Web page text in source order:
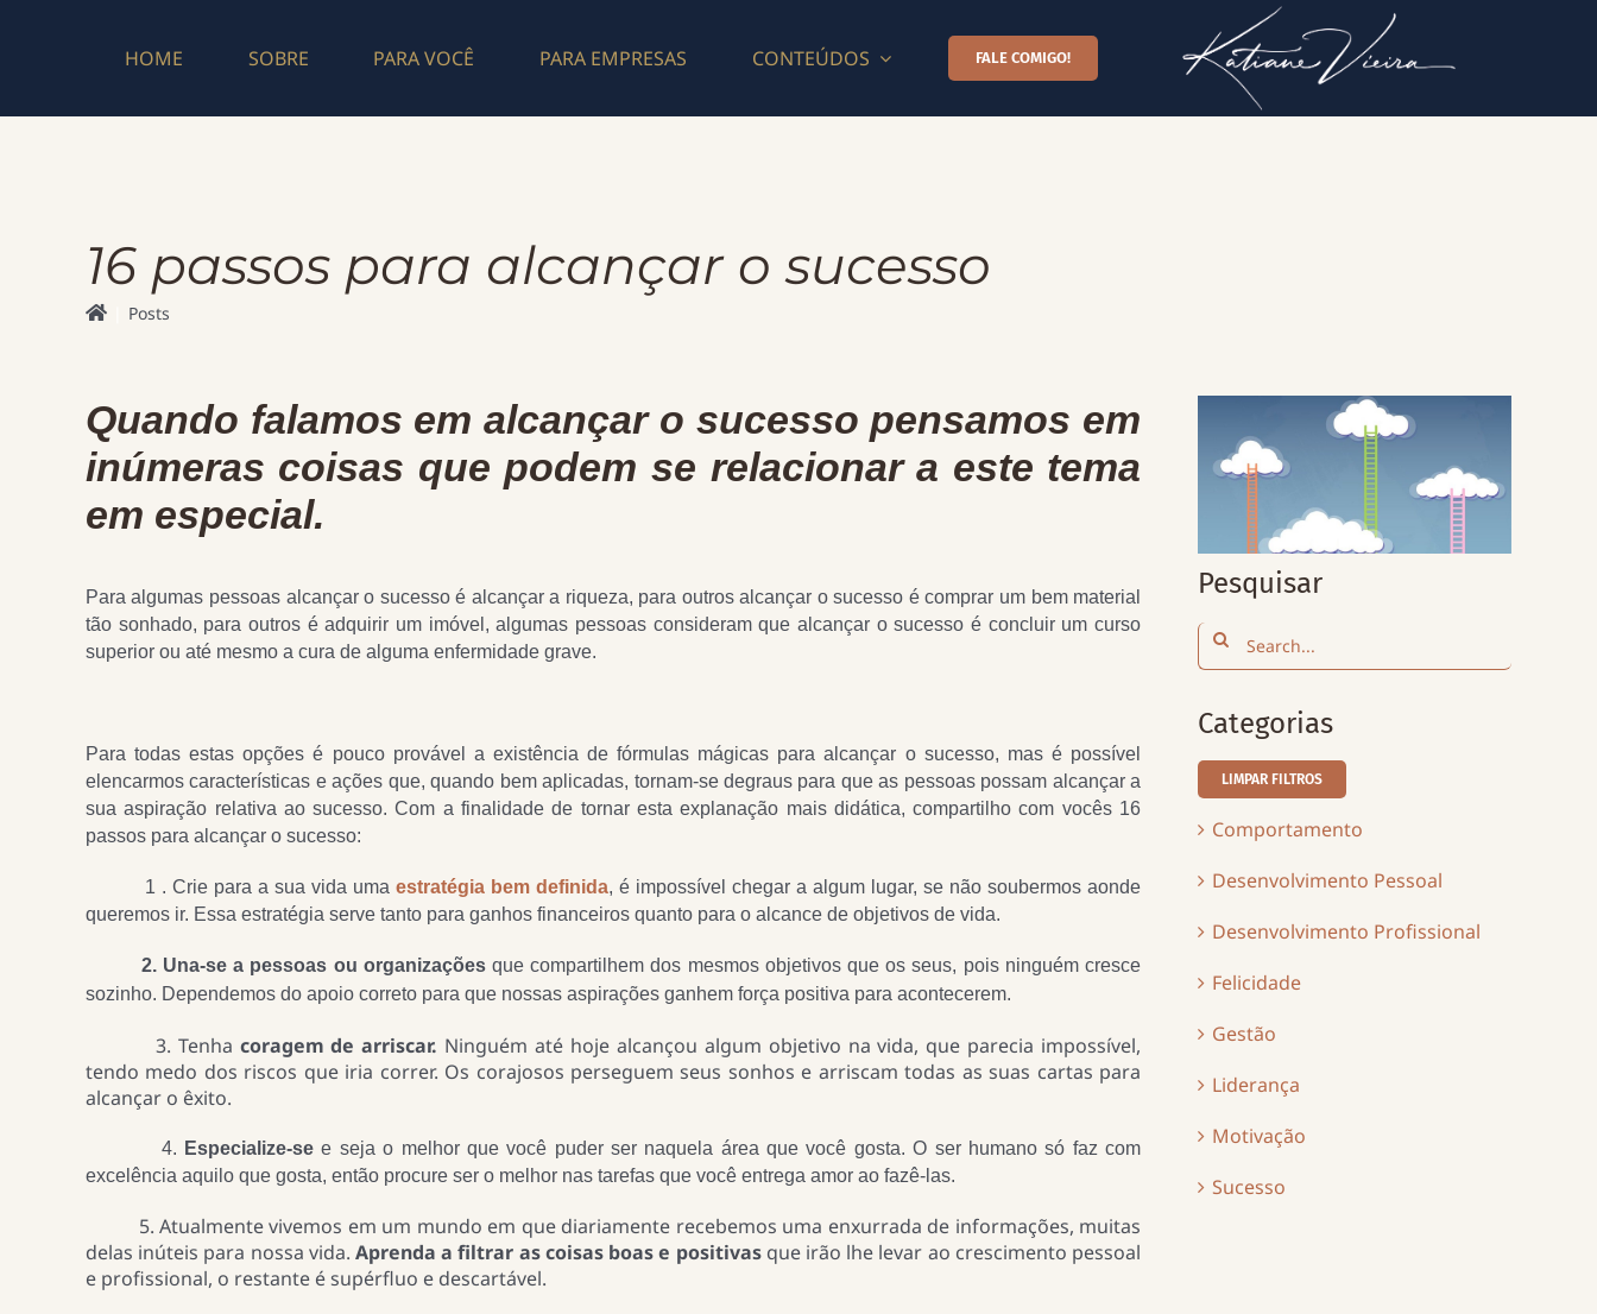
HOME SOBRE PARA VOCÊ PARA EMPRESAS CONTEÚDOS FALE COMIGO!
16 passos para alcançar o sucesso
Posts
Quando falamos em alcançar o sucesso pensamos em
inúmeras coisas que podem se relacionar a este tema
em especial.
Para algumas pessoas alcançar o sucesso é alcançar a riqueza, para outros alcançar o sucesso é comprar um bem material
tão sonhado, para outros é adquirir um imóvel, algumas pessoas consideram que alcançar o sucesso é concluir um curso
superior ou até mesmo a cura de alguma enfermidade grave.
Para todas estas opções é pouco provável a existência de fórmulas mágicas para alcançar o sucesso, mas é possível
elencarmos características e ações que, quando bem aplicadas, tornam-se degraus para que as pessoas possam alcançar a
sua aspiração relativa ao sucesso. Com a finalidade de tornar esta explanação mais didática, compartilho com vocês 16
passos para alcançar o sucesso:
1 . Crie para a sua vida umaestratégia bem definida, é impossível chegar a algum lugar, se não soubermos aonde
queremos ir. Essa estratégia serve tanto para ganhos financeiros quanto para o alcance de objetivos de vida.
2. Una-se a pessoas ou organizaçõesque compartilhem dos mesmos objetivos que os seus, pois ninguém cresce
sozinho. Dependemos do apoio correto para que nossas aspirações ganhem força positiva para acontecerem.
3. Tenha coragem de arriscar. Ninguém até hoje alcançou algum objetivo na vida, que parecia impossível,
tendo medo dos riscos que iria correr. Os corajosos perseguem seus sonhos e arriscam todas as suas cartas para
alcançar o êxito.
4. Especialize-see seja o melhor que você puder ser naquela área que você gosta. O ser humano só faz com
excelência aquilo que gosta, então procure ser o melhor nas tarefas que você entrega amor ao fazê-las.
5. Atualmente vivemos em um mundo em que diariamente recebemos uma enxurrada de informações, muitas
delas inúteis para nossa vida.Aprenda a filtrar as coisas boas e positivasque irão lhe levar ao crescimento pessoal
e profissional, o restante é supérfluo e descartável.
Pesquisar
Search
for:
Categorias
LIMPAR FILTROS
Comportamento
Desenvolvimento Pessoal
Desenvolvimento Profissional
Felicidade
Gestão
Liderança
Motivação
Sucesso